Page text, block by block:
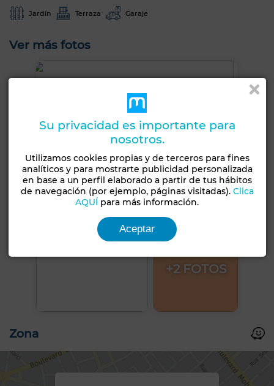
Jardín Terraza Garaje
Ver más fotos
+2 FOTOS
Zona
Su privacidad es importante para
nosotros.
Utilizamos cookies propias y de terceros para fines
analíticos y para mostrarte publicidad personalizada
en base a un perfil elaborado a partir de tus hábitos
de navegación (por ejemplo, páginas visitadas). Clica
AQUÍ para más información.
Aceptar